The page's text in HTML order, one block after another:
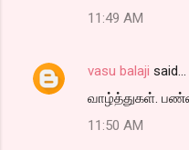
11:49 AM
vasu balaji said…
வாழ்த்துகள்.
11:50 AM